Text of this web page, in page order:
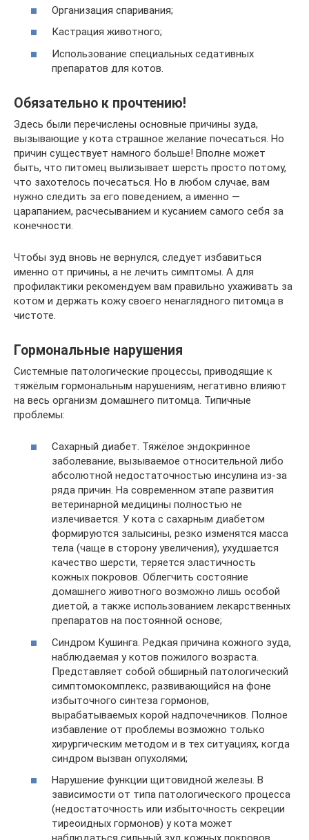
Организация спаривания;
Кастрация животного;
Использование специальных седативных
препаратов для котов.
Обязательно к прочтению!
Здесь были перечислены основные причины зуда,
вызывающие у кота страшное желание почесаться. Но
причин существует намного больше! Вполне может
быть, что питомец вылизывает шерсть просто потому,
что захотелось почесаться. Но в любом случае, вам
нужно следить за его поведением, а именно —
царапанием, расчесыванием и кусанием самого себя за
конечности.
Чтобы зуд вновь не вернулся, следует избавиться
именно от причины, а не лечить симптомы. А для
профилактики рекомендуем вам правильно ухаживать за
котом и держать кожу своего ненаглядного питомца в
чистоте.
Гормональные нарушения
Системные патологические процессы, приводящие к
тяжёлым гормональным нарушениям, негативно влияют
на весь организм домашнего питомца. Типичные
проблемы:
Сахарный диабет. Тяжёлое эндокринное
заболевание, вызываемое относительной либо
абсолютной недостаточностью инсулина из-за
ряда причин. На современном этапе развития
ветеринарной медицины полностью не
излечивается. У кота с сахарным диабетом
формируются залысины, резко изменятся масса
тела (чаще в сторону увеличения), ухудшается
качество шерсти, теряется эластичность
кожных покровов. Облегчить состояние
домашнего животного возможно лишь особой
диетой, а также использованием лекарственных
препаратов на постоянной основе;
Синдром Кушинга. Редкая причина кожного зуда,
наблюдаемая у котов пожилого возраста.
Представляет собой обширный патологический
симптомокомплекс, развивающийся на фоне
избыточного синтеза гормонов,
вырабатываемых корой надпочечников. Полное
избавление от проблемы возможно только
хирургическим методом и в тех ситуациях, когда
синдром вызван опухолями;
Нарушение функции щитовидной железы. В
зависимости от типа патологического процесса
(недостаточность или избыточность секреции
тиреоидных гормонов) у кота может